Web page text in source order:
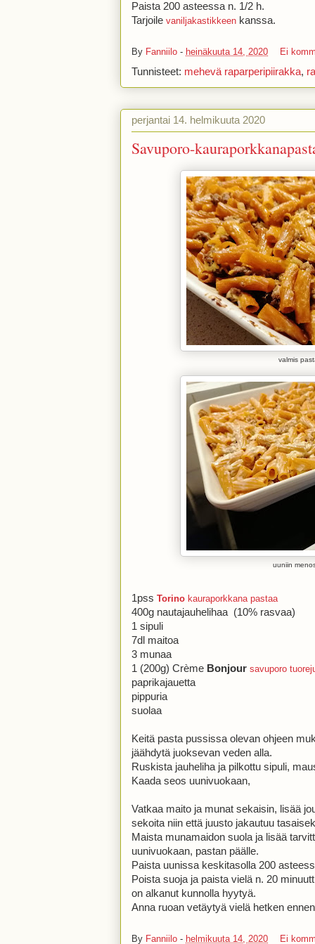
Paista 200 asteessa n. 1/2 h.
Tarjoile vaniljakastikkeen kanssa.
By Fanniilo - heinäkuuta 14, 2020 Ei
Tunnisteet: mehevä raparperipiirakka,
perjantai 14. helmikuuta 2020
Savuporo-
valmis
uuniin
1pss Torino kauraporkkana pastaa
400g nautajauhelihaa (10% rasvaa)
1 sipuli
7dl maitoa
3 munaa
1 (200g) Crème Bonjour savuporo
paprikajauetta
pippuria
suolaa
Keitä pasta pussissa olevan ohjeen
jäähdytä juoksevan veden alla.
Ruskista jauheliha ja pilkottu sipuli,
Kaada seos uunivuokaan,
Vatkaa maito ja munat sekaisin, lisää
sekoita niin että juusto jakautuu
Maista munamaidon suola ja lisää
uunivuokaan, pastan päälle.
Paista uunissa keskitasolla 200
Poista suoja ja paista vielä n. 20
on alkanut kunnolla hyytyä.
Anna ruoan vetäytyä vielä hetken
By Fanniilo - helmikuuta 14, 2020 Ei